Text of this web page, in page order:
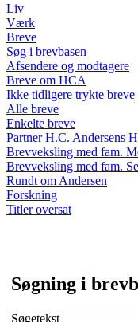
Liv
Værk
Breve
Søg i brevbasen
Afsendere og modtagere
Breve om HCA
Ikke tidligere trykte breve
Alle breve
Enkelte breve
Partner H.C. Andersens
Brevveksling med fam.
Brevveksling med fam.
Rundt om Andersen
Forskning
Titler oversat
Søgning i
Søgetekst